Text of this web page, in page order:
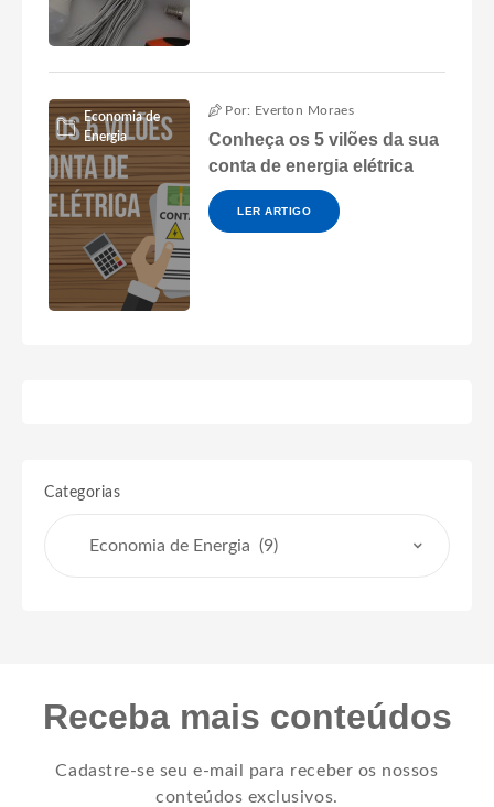
Economia de
Energia
Por: Everton Moraes
Conheça os 5 vilões da sua
conta de energia elétrica
LER ARTIGO
Categorias
Receba mais conteúdos
Cadastre-se seu e-mail para receber os nossos
conteúdos exclusivos.